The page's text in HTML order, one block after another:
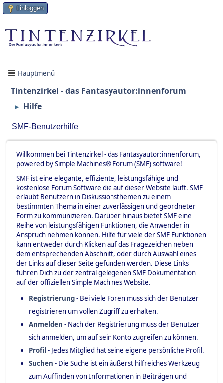
Einloggen
Hauptmenü
Tintenzirkel - das Fantasyautor:innenforum
► Hilfe
SMF-Benutzerhilfe
Willkommen bei Tintenzirkel - das Fantasyautor:innenforum,
powered by Simple Machines® Forum (SMF) software!
SMF ist eine elegante, effiziente, leistungsfähige und
kostenlose Forum Software die auf dieser Website läuft. SMF
erlaubt Benutzern in Diskussionsthemen zu einem
bestimmten Thema in einer zuverlässigen und geordneter
Form zu kommunizieren. Darüber hinaus bietet SMF eine
Reihe von leistungsfähigen Funktionen, die Anwender in
Anspruch nehmen können. Hilfe für viele der SMF Funktionen
kann entweder durch Klicken auf das Fragezeichen neben
dem entsprechenden Abschnitt, oder durch Auswahl eines
der Links auf dieser Seite gefunden werden. Diese Links
führen Dich zu der zentral gelegenen SMF Dokumentation
auf der offiziellen Simple Machines Website.
Registrierung- Bei viele Foren muss sich der Benutzer
registrieren um vollen Zugriff zu erhalten.
Anmelden - Nach der Registrierung muss der Benutzer
sich anmelden, um auf sein Konto zugreifen zu können.
Profil - Jedes Mitglied hat seine eigene persönliche Profil.
Suchen - Die Suche ist ein äußerst hilfreiches Werkzeug
zum Auffinden von Informationen in Beiträgen und